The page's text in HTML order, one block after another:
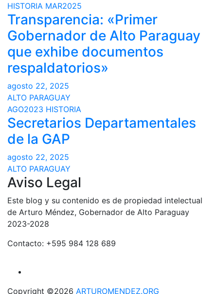
HISTORIA MAR2025
Transparencia: «Primer
Gobernador de Alto Paraguay
que exhibe documentos
respaldatorios»
agosto 22, 2025
ALTO PARAGUAY
AGO2023 HISTORIA
Secretarios Departamentales
de la GAP
agosto 22, 2025
ALTO PARAGUAY
Aviso Legal
Este blog y su contenido es de propiedad intelectual
de Arturo Méndez, Gobernador de Alto Paraguay
2023-2028
Contacto: +595 984 128 689
Copyright ©2026 ARTUROMENDEZ.ORG